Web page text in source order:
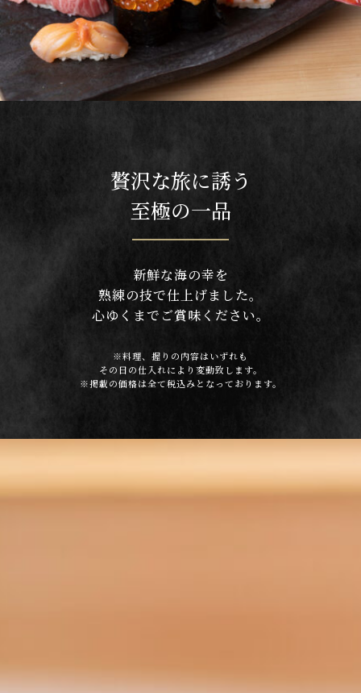
贅沢な旅に誘う
至極の一品
新鮮な海の幸を
熟練の技で仕上げました。
心ゆくまでご賞味ください。
※料理、握りの内容はいずれも
その日の仕入れにより変動致します。
※掲載の価格は全て税込みとなっております。